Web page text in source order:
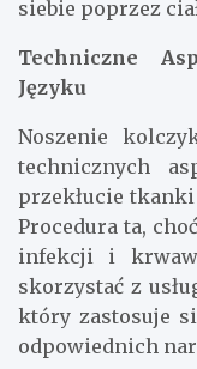
siebie poprzez
Techniczne
Języku
Noszenie
technicznych
przekłucie
Procedura ta,
infekcji i
skorzystać z
który zastosuje
odpowiednich